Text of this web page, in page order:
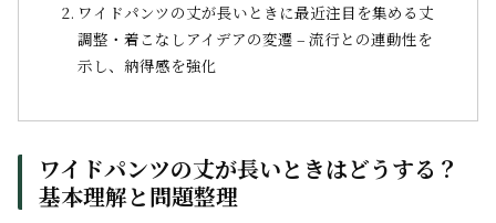
ワイドパンツの丈が長いときに最近注目を集める丈
調整・着こなしアイデアの変遷 – 流行との連動性を
示し、納得感を強化
ワイドパンツの丈が長いときはどうする？
基本理解と問題整理